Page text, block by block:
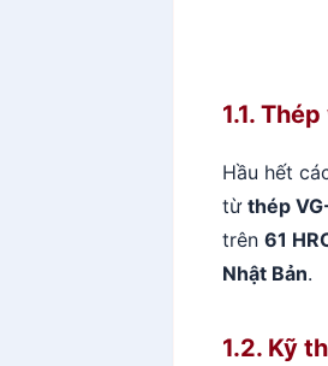
1.1.
Hầu hết
từ thép
trên 61
Nhật Bản.
1.2. Kỹ